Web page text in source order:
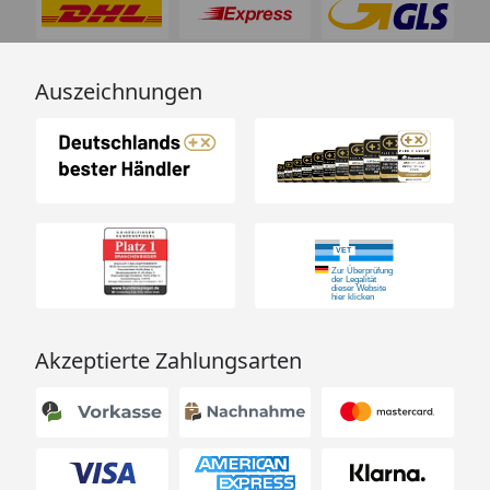
Inhalt
3 Nachfüll-Kartuschen mit
festem Zitronella-Öl
Wirkstoff
Zitronellaöl (natürlicher
Schutzdauer
ca. 30 Stunden pro Kartusche
(variiert nach Nutzung)
Kompatibilität
Alle NOBBY-Geräte mit
Kartuschenfunktion
Nachfüllpackung spart Plastik
NOBBY Zitronella-Kartuschen – Für Tierhalter, die die
und Wohlgefühl genießen möchten.
Auszeichnungen
Akzeptierte Zahlungsarten